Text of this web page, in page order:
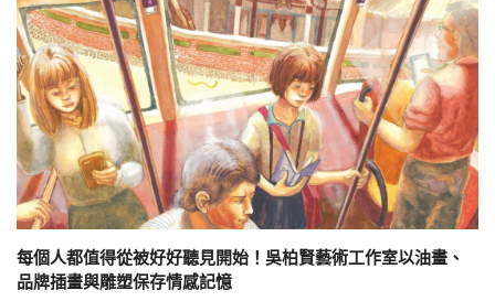
每個人都值得從被好好聽見開始！吳柏賢藝術工作室以油畫、
品牌插畫與雕塑保存情感記憶